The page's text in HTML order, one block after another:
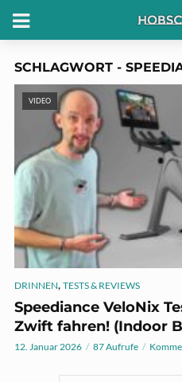
SCHLAGWORT -
VIDEO
DRINNEN, TESTS & REVIEWS
Speediance VeloNix
Zwift fahren! (Indoor
12. Januar 2026 87 Aufrufe